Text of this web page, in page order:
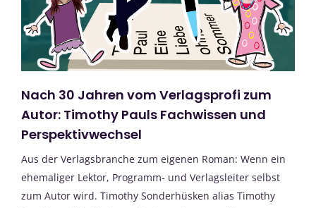
Nach 30 Jahren vom Verlagsprofi zum
Autor: Timothy Pauls Fachwissen und
Perspektivwechsel
Aus der Verlagsbranche zum eigenen Roman: Wenn ein
ehemaliger Lektor, Programm- und Verlagsleiter selbst
zum Autor wird. Timothy Sonderhüsken alias Timothy